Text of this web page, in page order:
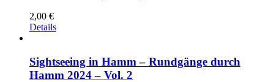
2,00 €
Details
Sightseeing in Hamm – Rundgänge durch
Hamm 2024 – Vol. 2